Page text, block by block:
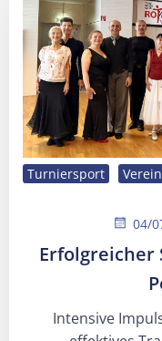
Turniersport Verein
04/
Erfolgreicher
Intensive